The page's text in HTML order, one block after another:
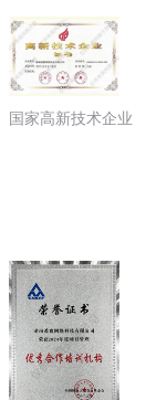
国家高新技术企业